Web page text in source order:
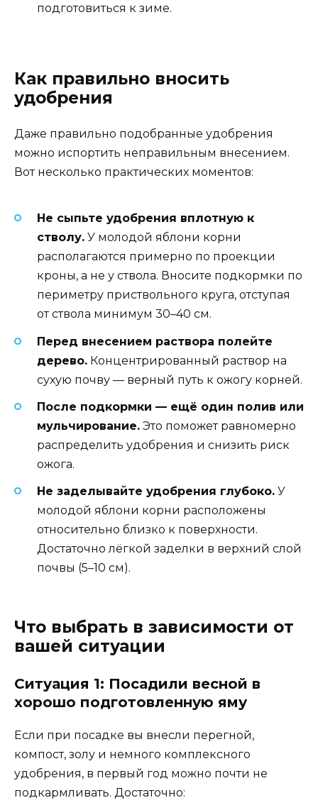
подготовиться к зиме.
Как правильно вносить
удобрения
Даже правильно подобранные удобрения
можно испортить неправильным внесением.
Вот несколько практических моментов:
Не сыпьте удобрения вплотную к
стволу. У молодой яблони корни
располагаются примерно по проекции
кроны, а не у ствола. Вносите подкормки по
периметру приствольного круга, отступая
от ствола минимум 30–40 см.
Перед внесением раствора полейте
дерево. Концентрированный раствор на
сухую почву — верный путь к ожогу корней.
После подкормки — ещё один полив или
мульчирование. Это поможет равномерно
распределить удобрения и снизить риск
ожога.
Не заделывайте удобрения глубоко. У
молодой яблони корни расположены
относительно близко к поверхности.
Достаточно лёгкой заделки в верхний слой
почвы (5–10 см).
Что выбрать в зависимости от
вашей ситуации
Ситуация 1: Посадили весной в
хорошо подготовленную яму
Если при посадке вы внесли перегной,
компост, золу и немного комплексного
удобрения, в первый год можно почти не
подкармливать. Достаточно: